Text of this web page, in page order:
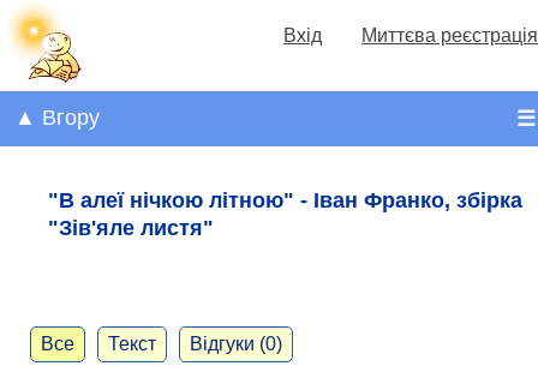
Вхід Миттєва реєстрація
☰
▲ Вгору
"В алеї нічкою літною" - Іван Франко, збірка
"Зів'яле листя"
Все Текст Відгуки (0)